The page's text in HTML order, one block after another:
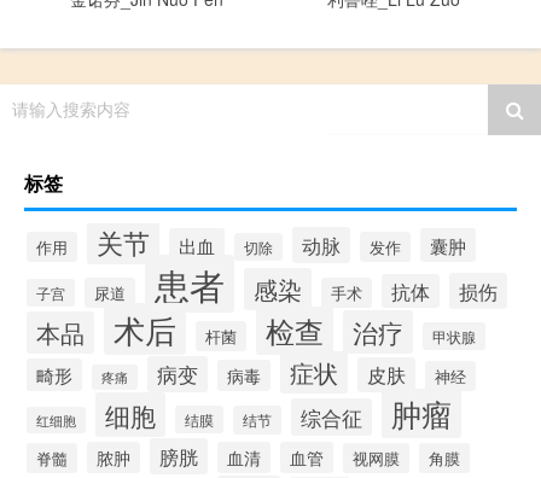
请输入搜索内容
标签
作用 关节 出血 切除 动脉 发作 囊肿
子宫 尿道 患者 感染 手术 抗体 损伤
本品 术后 杆菌 检查 治疗 甲状腺
畸形 疼痛 病变 病毒 症状 皮肤 神经
红细胞 细胞 结膜 结节 综合征 肿瘤
脊髓 脓肿 膀胱 血清 血管 视网膜 角膜